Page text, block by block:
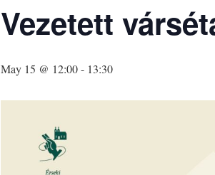
Vezetett
May 15 @ 12:00- 13:30